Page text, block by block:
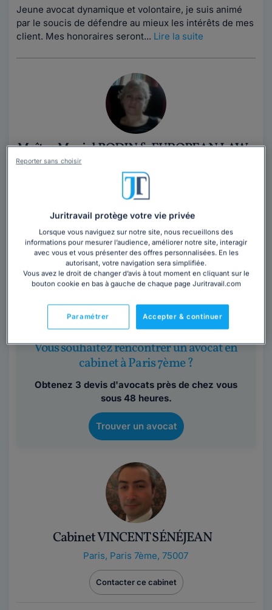
Jeune avocat dynamique et volontaire, je suis animé
par le soucis de défendre au mieux les intérêts de mes
client. Mes honoraires seront... Lire la suite
Maître Muriel BODIN & EUROPEAN LAW
Paris 7ème, 75007
30 années d'expérience
Contacter cet avocat
Maître Muriel BODIN, avocate au barreau de Paris est
Bruxelles au sein d'une boutique... Lire la suite
Vous souhaitez rencontrer un avocat en
cabinet à Paris 7ème ?
Obtenez 3 devis d'avocats près de chez vous
sous 48 heures.
Trouver un avocat
Cabinet VINCENT SÉNÉJEAN
Paris, Paris 7ème, 75007
Contacter ce cabinet
Juritravail protège votre vie privée
Lorsque vous naviguez sur notre site, nous recueillons des
informations pour mesurer l’audience, améliorer notre site, interagir
avec vous et vous présenter des offres personnalisées. En les
autorisant, votre navigation sera simplifiée.
Vous avez le droit de changer d’avis à tout moment en cliquant sur le
bouton cookie en bas à gauche de chaque page Juritravail.com
Accepter & continuer
Paramétrer
Reporter sans choisir